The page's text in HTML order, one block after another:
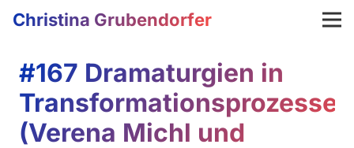
Christina Grubendorfer
#167 Dramaturgien in
Transformationsprozessen
(Verena Michl und